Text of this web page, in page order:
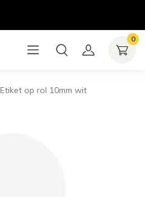
0
Etiket op rol 10mm wit